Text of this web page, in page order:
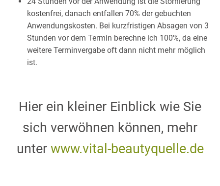
kostenfrei, danach entfallen 70% der gebuchten
Anwendungskosten. Bei kurzfristigen Absagen von 3
Stunden vor dem Termin berechne ich 100%, da eine
weitere Terminvergabe oft dann nicht mehr möglich
ist.
Hier ein kleiner Einblick wie Sie
sich verwöhnen können, mehr
unter www.vital-beautyquelle.de